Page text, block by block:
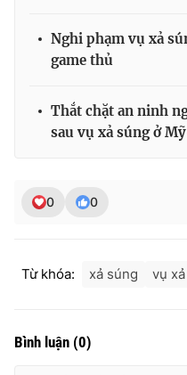
Giấy phép hoạt động báo in
Phó Tổng Biên tập:
Nghi phạm vụ xả
game thủ
Thắt chặt an ninh
sau vụ xả súng ở Mỹ
0 0
Từ khóa: xả súng vụ
Bình luận (0)